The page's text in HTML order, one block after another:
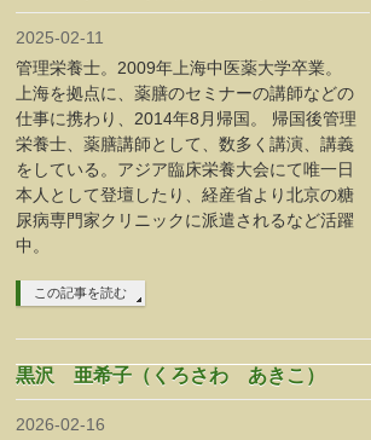
2025-02-11
管理栄養士。2009年上海中医薬大学卒業。
上海を拠点に、薬膳のセミナーの講師などの
仕事に携わり、2014年8月帰国。 帰国後管理
栄養士、薬膳講師として、数多く講演、講義
をしている。アジア臨床栄養大会にて唯一日
本人として登壇したり、経産省より北京の糖
尿病専門家クリニックに派遣されるなど活躍
中。
この記事を読む
黒沢 亜希子（くろさわ あきこ）
2026-02-16